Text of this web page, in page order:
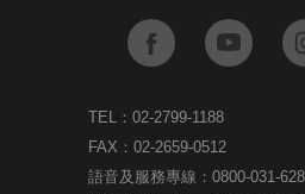
TEL：02-2799-1188
FAX：02-2659-0512
語音及服務專線：0800-031-628